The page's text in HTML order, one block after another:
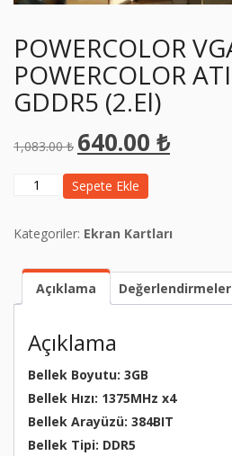
POWERCOLOR
POWERCOLOR
GDDR5 (2.El)
1,083.00₺ Orijinal
fiyat:
1,083.00 ₺.
640.00 ₺Şu
andaki
POWERCOLOR
POWERCOLOR
HD
7970
(2.El)
adet
Sepete Ekle
Kategoriler: Ekran Kartları
Açıklama
Açıklama
Bellek Boyutu: 3GB
Bellek Hızı: 1375MHz x4
Bellek Arayüzü: 384BIT
Bellek Tipi: DDR5